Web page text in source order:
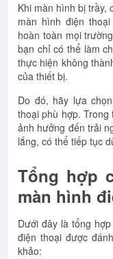
Khi màn hình bị trầy,
màn hình điện
hoàn toàn mọi
bạn chỉ có thể làm
thực hiện không
của thiết bị.
Do đó, hãy lựa
thoại phù hợp.
ảnh hưởng đến trải
lắng, có thể tiếp tục
Tổng hợp
màn hình
Dưới đây là tổng
điện thoại được
khảo: